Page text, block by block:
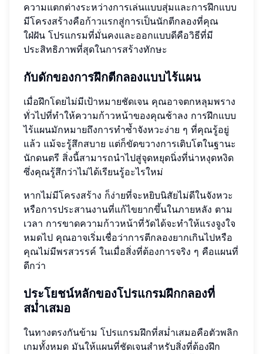
ความแตกต่างระหว่างการเล่นแบบสุ่มและการฝึกแบบ
มีโครงสร้างคือก้าวแรกสู่การเป็นนักตีกลองที่คุณ
ใฝ่ฝัน โปรแกรมที่มั่นคงและออกแบบดีคือวิธีที่มี
ประสิทธิภาพที่สุดในการสร้างทักษะ
กับดักของการฝึกตีกลองแบบไร้แผน
เมื่อฝึกโดยไม่มีเป้าหมายชัดเจน คุณอาจตกหลุมพราง
ทั่วไปที่ทำให้ความก้าวหน้าของคุณช้าลง การฝึกแบบ
ไร้แผนมักหมายถึงการทำซ้ำจังหวะง่าย ๆ ที่คุณรู้อยู่
แล้ว แม้จะรู้สึกสบาย แต่ก็ขัดขวางการเติบโตในฐานะ
นักดนตรี สิ่งนี้สามารถนำไปสู่จุดหยุดนิ่งที่น่าหงุดหงิด
ซึ่งคุณรู้สึกว่าไม่ได้เรียนรู้อะไรใหม่
หากไม่มีโครงสร้าง ก็ง่ายที่จะหยิบนิสัยไม่ดีในจังหวะ
หรือการประสานงานที่แก้ไขยากขึ้นในภายหลัง ตาม
เวลา การขาดความก้าวหน้าที่วัดได้จะทำให้แรงจูงใจ
หมดไป คุณอาจเริ่มเชื่อว่าการตีกลองยากเกินไปหรือ
คุณไม่มีพรสวรรค์ ในเมื่อสิ่งที่ต้องการจริง ๆ คือแผนที่
ดีกว่า
ประโยชน์หลักของโปรแกรมฝึกกลองที่
สม่ำเสมอ
ในทางตรงกันข้าม โปรแกรมฝึกที่สม่ำเสมอคือตัวพลิก
เกมทั้งหมด มันให้แผนที่ชัดเจนสำหรับสิ่งที่ต้องฝึก